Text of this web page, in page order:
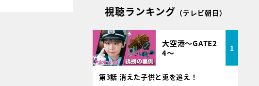
視聴ランキング （テレビ朝日）
大空港～GATE2
4～
1
第3話 消えた子供と兎を追え！